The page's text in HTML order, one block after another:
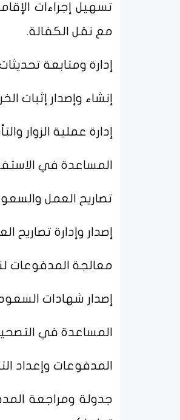
تسهيل إجراءات
مع نقل الكفالة.
إدارة ومتابعة
إنشاء وإصدار إثبات
إدارة عملية الزوار
المساعدة في
تصاريح العمل
إصدار وإدارة
معالجة المدفوعات
إصدار شهادات
المساعدة في
المدفوعات وإعداد
جدولة ومراجعة